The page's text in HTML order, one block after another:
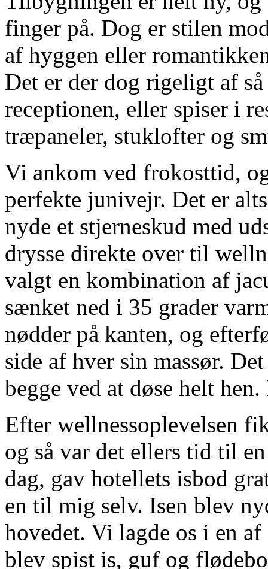
finger på. Dog er stilen
af hyggen eller
Det er der dog rigeligt af
receptionen, eller spiser i
træpaneler, stuklofter og
Vi ankom ved frokosttid,
perfekte junivejr. Det er
nyde et stjerneskud med
drysse direkte over til
valgt en kombination af
sænket ned i 35 grader
nødder på kanten, og
side af hver sin massør.
begge ved at døse helt
Efter wellnessoplevelsen
og så var det ellers tid til
dag, gav hotellets isbod
en til mig selv. Isen blev
hovedet. Vi lagde os i en
blev spist is, guf og